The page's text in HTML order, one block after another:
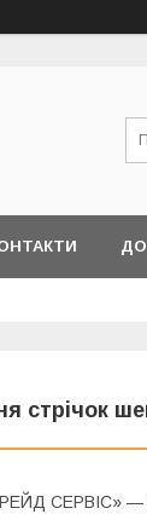
стрічок
СЕРВІС» —